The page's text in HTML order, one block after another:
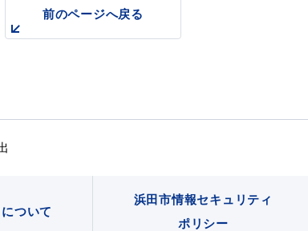
的別の
口案内
募集情報
前のページへ戻る
ついて
浜田市情報セキュリティ
ポリシー